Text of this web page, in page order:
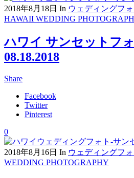
2018年8月18日 In ウェディングフォ
HAWAII WEDDING
ハワイ サンセットフ
08.18.2018
Share
Facebook
Twitter
Pinterest
0
2018年8月16日 In ウェディングフォ
WEDDING PHOTOGRAPHY